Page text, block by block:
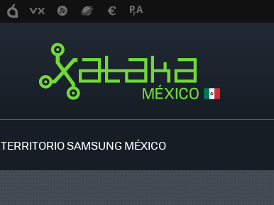
TERRITORIO SAMSUNG MÉXICO